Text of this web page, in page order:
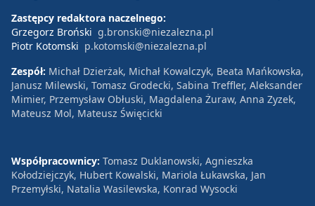
Zastępcy redaktora naczelnego:
Grzegorz Broński g.bronski@niezalezna.pl
Piotr Kotomski p.kotomski@niezalezna.pl
Zespół: Michał Dzierżak, Michał Kowalczyk, Beata Mańkowska,
Janusz Milewski, Tomasz Grodecki, Sabina Treffler, Aleksander
Mimier, Przemysław Obłuski, Magdalena Żuraw, Anna Zyzek,
Mateusz Mol, Mateusz Święcicki
Współpracownicy: Tomasz Duklanowski, Agnieszka
Kołodziejczyk, Hubert Kowalski, Mariola Łukawska, Jan
Przemyłski, Natalia Wasilewska, Konrad Wysocki